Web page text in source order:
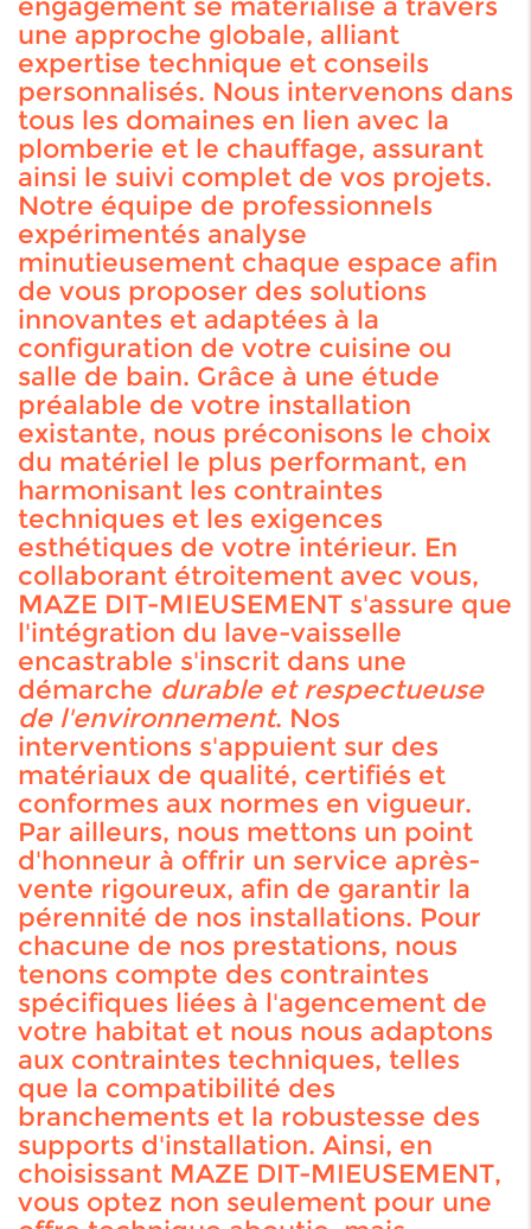
engagement se matérialise à travers
une approche globale, alliant
expertise technique et conseils
personnalisés. Nous intervenons dans
tous les domaines en lien avec la
plomberie et le chauffage, assurant
ainsi le suivi complet de vos projets.
Notre équipe de professionnels
expérimentés analyse
minutieusement chaque espace afin
de vous proposer des solutions
innovantes et adaptées à la
configuration de votre cuisine ou
salle de bain. Grâce à une étude
préalable de votre installation
existante, nous préconisons le choix
du matériel le plus performant, en
harmonisant les contraintes
techniques et les exigences
esthétiques de votre intérieur. En
collaborant étroitement avec vous,
MAZE DIT-MIEUSEMENT s'assure que
l'intégration du lave-vaisselle
encastrable s'inscrit dans une
démarche durable et respectueuse
de l'environnement. Nos
interventions s'appuient sur des
matériaux de qualité, certifiés et
conformes aux normes en vigueur.
Par ailleurs, nous mettons un point
d'honneur à offrir un service après-
vente rigoureux, afin de garantir la
pérennité de nos installations. Pour
chacune de nos prestations, nous
tenons compte des contraintes
spécifiques liées à l'agencement de
votre habitat et nous nous adaptons
aux contraintes techniques, telles
que la compatibilité des
branchements et la robustesse des
supports d'installation. Ainsi, en
choisissant MAZE DIT-MIEUSEMENT,
vous optez non seulement pour une